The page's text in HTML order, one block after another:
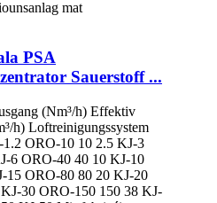
PSA
Sauerstoff ...
(Nm³/h) Effektiv
h) Loftreinigungssystem
ORO-10 10 2.5 KJ-3
6 ORO-40 40 10 KJ-10
15 ORO-80 80 20 KJ-20
30 ORO-150 150 38 KJ-